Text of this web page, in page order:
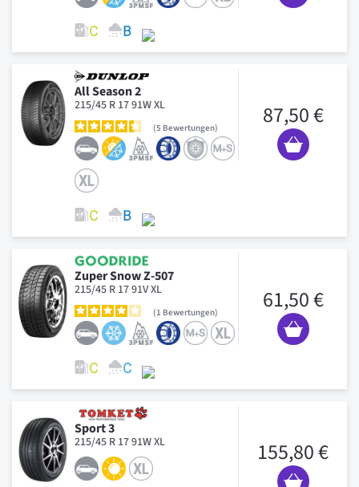
All Season 2
215/45 R 17 91W XL
5 Bewertungen 87,50 €
Zuper Snow Z-507
215/45 R 17 91V XL
1 Bewertungen 61,50 €
Sport 3
215/45 R 17 91W XL 155,80 €